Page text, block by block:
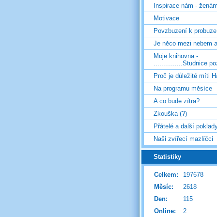
Inspirace nám - ženám
Motivace
Povzbuzení k
Je něco mezi nebem
Moje knihovna -
...............Studnice
Proč je důležité míti
Na programu měsíce
A co bude zítra?
Zkouška (?)
Přátelé a další
Naši zvířecí mazlíčci
Statistiky
Online: 2
Celkem:
197678
Měsíc:
2618
Den:
115